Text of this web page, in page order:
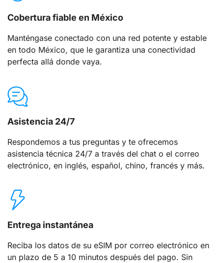
Cobertura fiable en México
Manténgase conectado con una red potente y estable
en todo México, que le garantiza una conectividad
perfecta allá donde vaya.
Asistencia 24/7
Respondemos a tus preguntas y te ofrecemos
asistencia técnica 24/7 a través del chat o el correo
electrónico, en inglés, español, chino, francés y más.
Entrega instantánea
Reciba los datos de su eSIM por correo electrónico en
un plazo de 5 a 10 minutos después del pago. Sin